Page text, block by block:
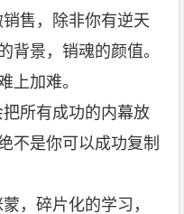
售，除非你有逆天
背景，销魂的颜值。
上加难。
所有成功的内幕放
不是你可以成功复制
，碎片化的学习，